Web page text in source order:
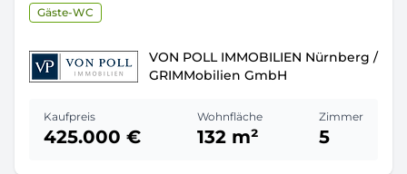
Gäste-WC
VON POLL IMMOBILIEN Nürnberg /
GRIMMobilien GmbH
Kaufpreis
425.000 €
Wohnfläche
132 m²
Zimmer
5